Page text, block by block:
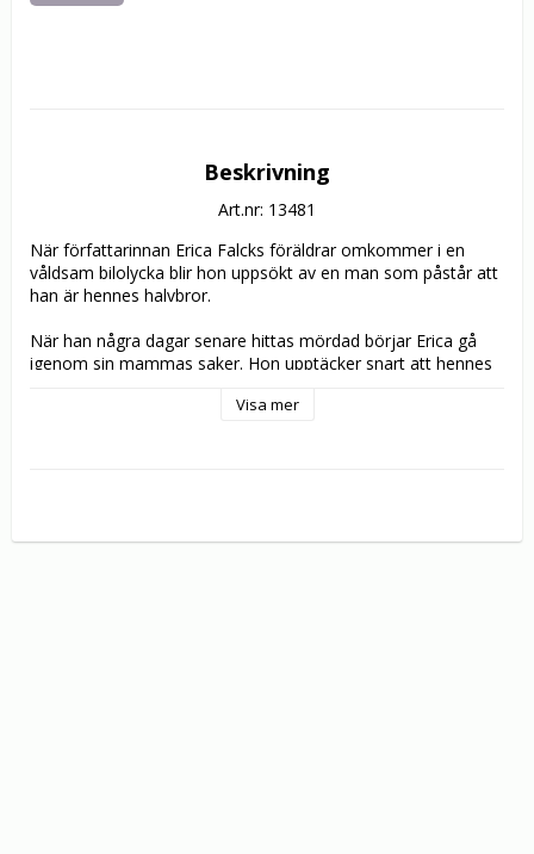
Beskrivning
Art.nr: 13481
När författarinnan Erica Falcks föräldrar omkommer i en
våldsam bilolycka blir hon uppsökt av en man som påstår att
han är hennes halvbror.
När han några dagar senare hittas mördad börjar Erica gå
igenom sin mammas saker. Hon upptäcker snart att hennes
hålla dolda. Erica dras längre och längre in i en väv av lögner
Visa mer